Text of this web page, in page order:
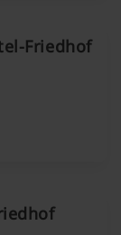
Friedhof